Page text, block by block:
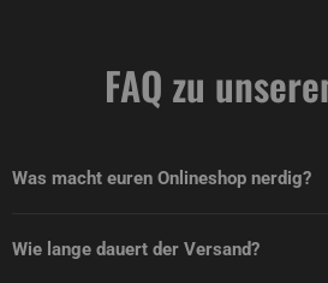
FAQ zu
Was macht euren Onlineshop nerdig?
Wie lange dauert der Versand?